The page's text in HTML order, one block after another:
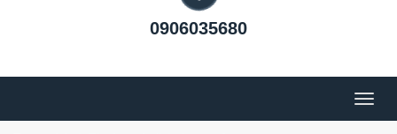
0906035680
Menu